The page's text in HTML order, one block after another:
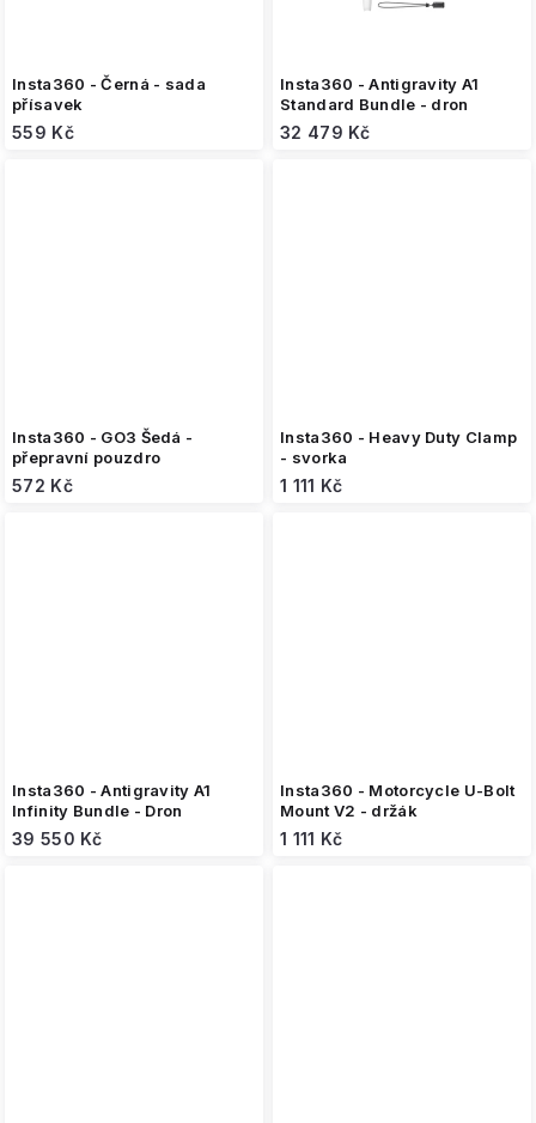
Insta360 - Černá - sada
přísavek
559 Kč
Insta360 - Antigravity A1
Standard Bundle - dron
32 479 Kč
Insta360 - GO3 Šedá -
přepravní pouzdro
572 Kč
Insta360 - Heavy Duty Clamp
- svorka
1 111 Kč
Insta360 - Antigravity A1
Infinity Bundle - Dron
39 550 Kč
Insta360 - Motorcycle U-Bolt
Mount V2 - držák
1 111 Kč